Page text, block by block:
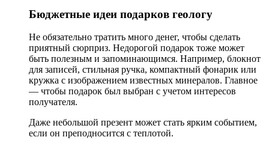
Бюджетные идеи подарков геологу
Не обязательно тратить много денег, чтобы сделать
приятный сюрприз. Недорогой подарок тоже может
быть полезным и запоминающимся. Например, блокнот
для записей, стильная ручка, компактный фонарик или
кружка с изображением известных минералов. Главное
— чтобы подарок был выбран с учетом интересов
получателя.
Даже небольшой презент может стать ярким событием,
если он преподносится с теплотой.